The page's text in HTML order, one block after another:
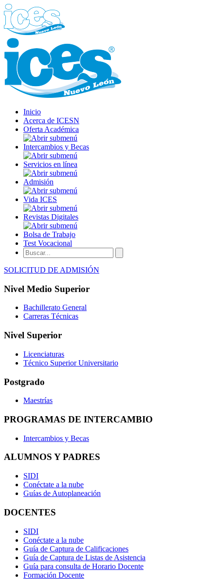
Inicio
Acerca de ICESN
Oferta Académica
Intercambios y Becas
Servicios en línea
Admisión
Vida ICES
Revistas Digitales
Bolsa de Trabajo
Test Vocacional
SOLICITUD DE ADMISIÓN
Nivel Medio Superior
Bachillerato General
Carreras Técnicas
Nivel Superior
Licenciaturas
Técnico Superior Universitario
Postgrado
Maestrías
PROGRAMAS DE INTERCAMBIO
Intercambios y Becas
ALUMNOS Y PADRES
SIDI
Conéctate a la nube
Guías de Autoplaneación
DOCENTES
SIDI
Conéctate a la nube
Guía de Captura de Calificaciones
Guía de Captura de Listas de Asistencia
Guía para consulta de Horario Docente
Formación Docente